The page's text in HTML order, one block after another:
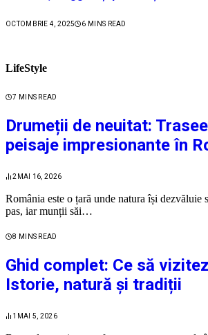
OCTOMBRIE 4, 2025 6 MINS READ
LifeStyle
7 MINS READ
Drumeții de neuitat:
peisaje impresionante în
2 MAI 16, 2026
România este o țară unde natura își dezvăluie
pas, iar munții săi…
8 MINS READ
Ghid complet: Ce să
Istorie, natură și tradiții
1 MAI 5, 2026